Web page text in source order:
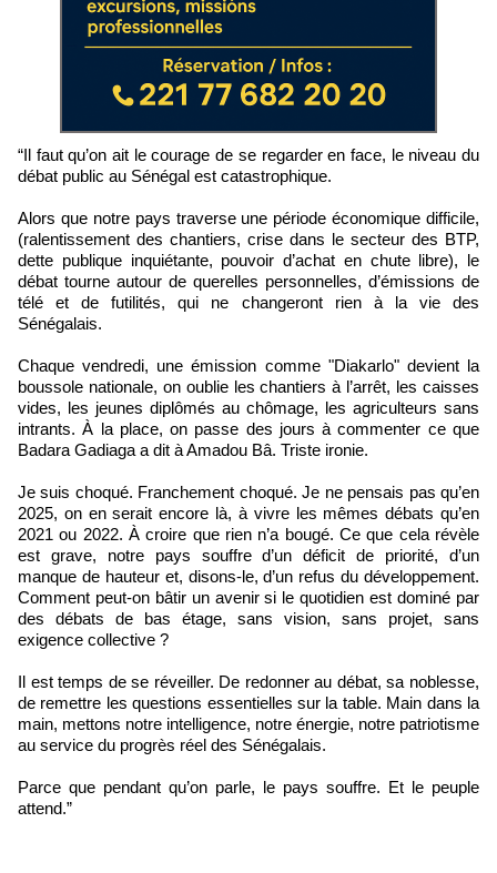
“Il faut qu’on ait le courage de se regarder en face, le niveau du
débat public au Sénégal est catastrophique.
Alors que notre pays traverse une période économique difficile,
(ralentissement des chantiers, crise dans le secteur des BTP,
dette publique inquiétante, pouvoir d’achat en chute libre), le
débat tourne autour de querelles personnelles, d’émissions de
télé et de futilités, qui ne changeront rien à la vie des
Sénégalais.
Chaque vendredi, une émission comme "Diakarlo" devient la
boussole nationale, on oublie les chantiers à l’arrêt, les caisses
vides, les jeunes diplômés au chômage, les agriculteurs sans
intrants. À la place, on passe des jours à commenter ce que
Badara Gadiaga a dit à Amadou Bâ. Triste ironie.
Je suis choqué. Franchement choqué. Je ne pensais pas qu’en
2025, on en serait encore là, à vivre les mêmes débats qu’en
2021 ou 2022. À croire que rien n’a bougé. Ce que cela révèle
est grave, notre pays souffre d’un déficit de priorité, d’un
manque de hauteur et, disons-le, d’un refus du développement.
Comment peut-on bâtir un avenir si le quotidien est dominé par
des débats de bas étage, sans vision, sans projet, sans
exigence collective ?
Il est temps de se réveiller. De redonner au débat, sa noblesse,
de remettre les questions essentielles sur la table. Main dans la
main, mettons notre intelligence, notre énergie, notre patriotisme
au service du progrès réel des Sénégalais.
Parce que pendant qu’on parle, le pays souffre. Et le peuple
attend.”